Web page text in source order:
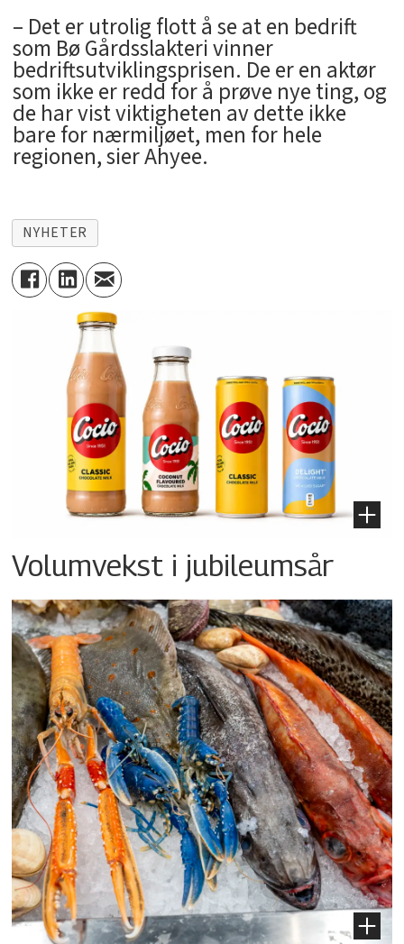
– Det er utrolig flott å se at en bedrift
som Bø Gårdsslakteri vinner
bedriftsutviklingsprisen. De er en aktør
som ikke er redd for å prøve nye ting, og
de har vist viktigheten av dette ikke
bare for nærmiljøet, men for hele
regionen, sier Ahyee.
NYHETER
Volumvekst i jubileumsår